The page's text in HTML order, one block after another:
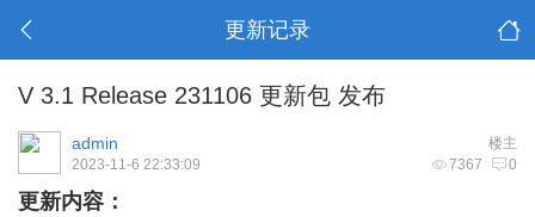
更新记录
V 3.1 Release 231106 更新包 发布
楼主
admin
7367 0
2023-11-6 22:33:09
更新内容：